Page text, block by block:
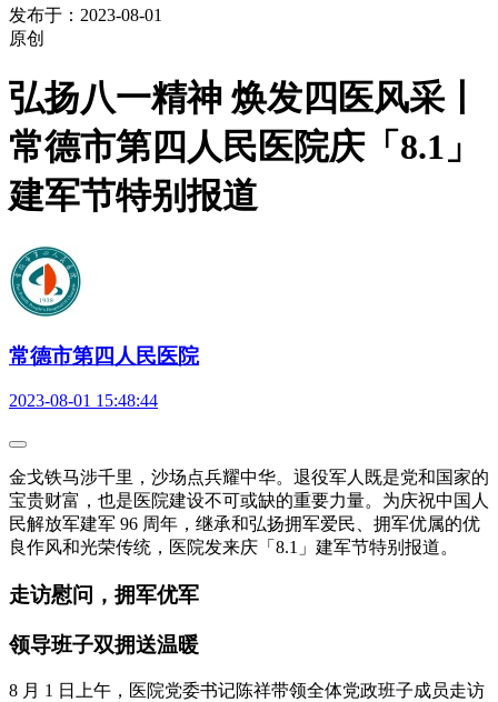
发布于：2023-08-01
原创
弘扬八一精神 焕发四医风采丨
常德市第四人民医院庆「8.1」
建军节特别报道
常德市第四人民医院
2023-08-01 15:48:44
金戈铁马涉千里，沙场点兵耀中华。退役军人既是党和国家的
宝贵财富，也是医院建设不可或缺的重要力量。为庆祝中国人
民解放军建军 96 周年，继承和弘扬拥军爱民、拥军优属的优
良作风和光荣传统，医院发来庆「8.1」建军节特别报道。
走访慰问，拥军优军
领导班子双拥送温暖
8 月 1 日上午，医院党委书记陈祥带领全体党政班子成员走访